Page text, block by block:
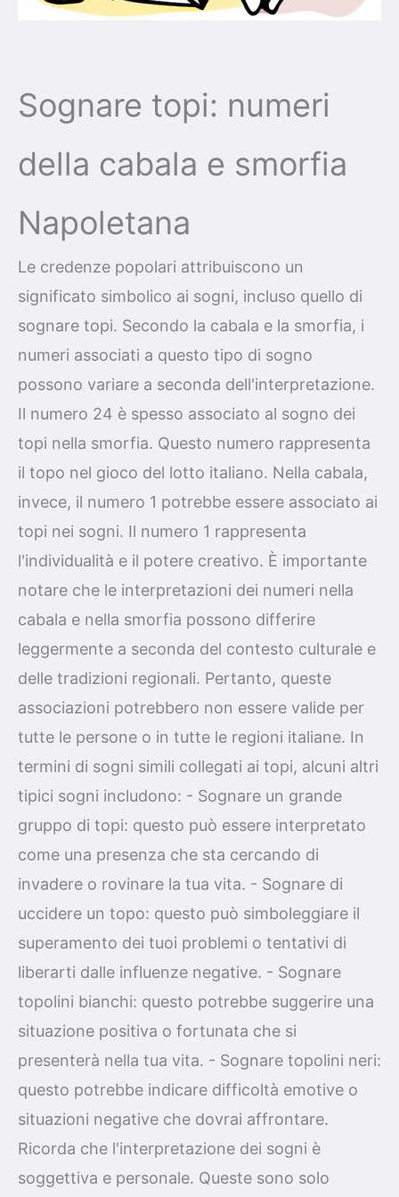
Sognare topi: numeri
della cabala e smorfia
Napoletana
Le credenze popolari attribuiscono un
significato simbolico ai sogni, incluso quello di
sognare topi. Secondo la cabala e la smorfia, i
numeri associati a questo tipo di sogno
possono variare a seconda dell'interpretazione.
Il numero 24 è spesso associato al sogno dei
topi nella smorfia. Questo numero rappresenta
il topo nel gioco del lotto italiano. Nella cabala,
invece, il numero 1 potrebbe essere associato ai
topi nei sogni. Il numero 1 rappresenta
l'individualità e il potere creativo. È importante
notare che le interpretazioni dei numeri nella
cabala e nella smorfia possono differire
leggermente a seconda del contesto culturale e
delle tradizioni regionali. Pertanto, queste
associazioni potrebbero non essere valide per
tutte le persone o in tutte le regioni italiane. In
termini di sogni simili collegati ai topi, alcuni altri
tipici sogni includono: - Sognare un grande
gruppo di topi: questo può essere interpretato
come una presenza che sta cercando di
invadere o rovinare la tua vita. - Sognare di
uccidere un topo: questo può simboleggiare il
superamento dei tuoi problemi o tentativi di
liberarti dalle influenze negative. - Sognare
topolini bianchi: questo potrebbe suggerire una
situazione positiva o fortunata che si
presenterà nella tua vita. - Sognare topolini neri:
questo potrebbe indicare difficoltà emotive o
situazioni negative che dovrai affrontare.
Ricorda che l'interpretazione dei sogni è
soggettiva e personale. Queste sono solo